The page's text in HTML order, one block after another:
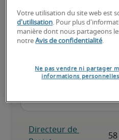
Salaires
postes
Votre utilisation du site web est
d'utilisation. Pour plus
manière dont nous partageons
notreAvis de confidentialité.
Ne pas vendre ni partager
informations personnelles